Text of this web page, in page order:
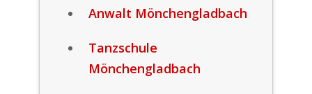
Anwalt Mönchengladbach
Tanzschule
Mönchengladbach